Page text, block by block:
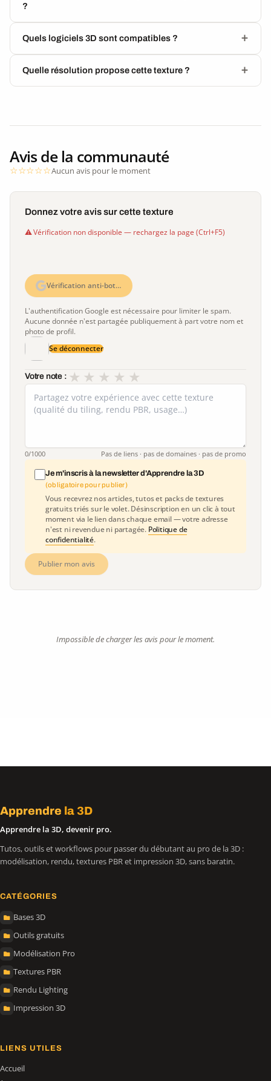
?
Quels logiciels 3D sont compatibles ?
Quelle résolution propose cette texture ?
Avis de la communauté
Aucun avis pour le moment
Donnez votre avis sur cette texture
Vérification non disponible — rechargez la page (Ctrl+F5)
Vérification anti-bot…
L'authentification Google est nécessaire pour limiter le spam.
Aucune donnée n'est partagée publiquement à part votre nom et
photo de profil.
Se déconnecter
Votre note : ★
★
★
★
★
0/1000 Pas de liens · pas de domaines · pas de promo
Je m'inscris à la newsletter d'Apprendre la 3D
(obligatoire pour publier)
Vous recevrez nos articles, tutos et packs de textures
gratuits triés sur le volet. Désinscription en un clic à tout
moment via le lien dans chaque email — votre adresse
n'est ni revendue ni partagée. Politique de
confidentialité.
Publier mon avis
Impossible de charger les avis pour le moment.
Apprendre la 3D
Apprendre la 3D, devenir pro.
Tutos, outils et workflows pour passer du débutant au pro de la 3D :
modélisation, rendu, textures PBR et impression 3D, sans baratin.
CATÉGORIES
Bases 3D
Outils gratuits
Modélisation Pro
Textures PBR
Rendu Lighting
Impression 3D
LIENS UTILES
Accueil